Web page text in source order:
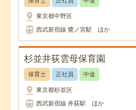
pin_drop 東京都中野区
train 西武新宿線 鷺ノ宮駅 ほか
杉並井荻雲母保育園
保育士 正社員 中途
pin_drop 東京都杉並区
train 西武新宿線 井荻駅 ほか